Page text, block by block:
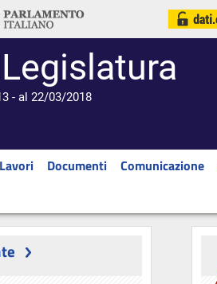
- al 22/03/2018
Lavori Documenti Comunicazione